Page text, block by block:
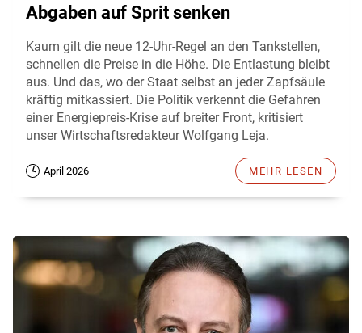
Abgaben auf Sprit senken
Kaum gilt die neue 12-Uhr-Regel an den Tankstellen,
schnellen die Preise in die Höhe. Die Entlastung bleibt
aus. Und das, wo der Staat selbst an jeder Zapfsäule
kräftig mitkassiert. Die Politik verkennt die Gefahren
einer Energiepreis-Krise auf breiter Front, kritisiert
unser Wirtschaftsredakteur Wolfgang Leja.
April 2026 MEHR LESEN